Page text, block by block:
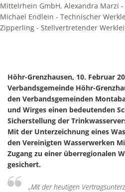
Mittelrhein GmbH, Alexandra Marzi
Michael Endlein - Technischer
Zipperling - Stellvertretender
Höhr-Grenzhausen, 10. Februar
Verbandsgemeinde Höhr-
den Verbandsgemeinden
und Wirges einen bedeutenden
Sicherstellung der
Mit der Unterzeichnung eines
den Vereinigten Wasserwerken
Zugang zu einer überregionalen
gesichert.
„Mit der heutigen